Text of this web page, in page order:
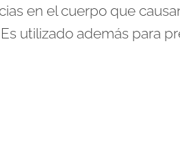
en el cuerpo que
utilizado además para